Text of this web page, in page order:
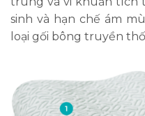
sinh và hạn chế ám
loại gối bông truyền